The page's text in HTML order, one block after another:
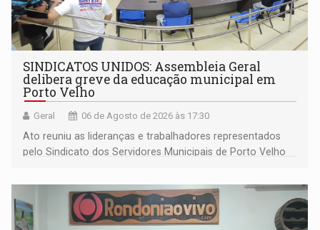
SINDICATOS UNIDOS: Assembleia Geral
delibera greve da educação municipal em
Porto Velho
Geral 06 de Agosto de 2026 às 17:30
Ato reuniu as lideranças e trabalhadores representados
pelo Sindicato dos Servidores Municipais de Porto Velho